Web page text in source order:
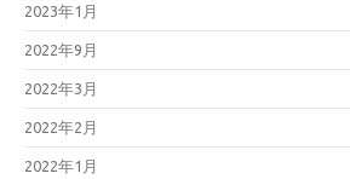
2023年1月
2022年9月
2022年3月
2022年2月
2022年1月